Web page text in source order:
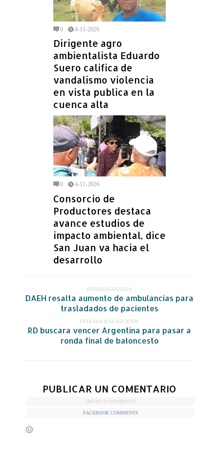
0 4-11-2026
Dirigente agro
ambientalista Eduardo
Suero califica de
vandalismo violencia
en vista publica en la
cuenca alta
0 4-11-2026
Consorcio de
Productores destaca
avance estudios de
impacto ambiental, dice
San Juan va hacia el
desarrollo
ENTRADA ANTIGUA
DAEH resalta aumento de ambulancias para
trasladados de pacientes
ENTRADA MÁS RECIENTE
RD buscara vencer Argentina para pasar a
ronda final de baloncesto
PUBLICAR UN COMENTARIO
DEFAULT COMMENTS
FACEBOOK COMMENTS